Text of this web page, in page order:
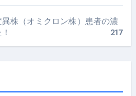
株（オミクロン株）患者の濃
217